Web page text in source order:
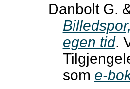
Danbolt G.
egen tid.
som e-